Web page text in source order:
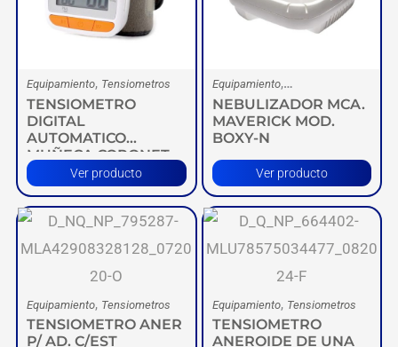
Equipamiento, Tensiometros
TENSIOMETRO
DIGITAL
AUTOMATICO
MUÑECA CORONET
Ver producto
Equipamiento,
Nebulizadores
NEBULIZADOR MCA.
MAVERICK MOD.
BOXY-N
Ver producto
Equipamiento, Tensiometros
TENSIOMETRO ANER
P/ AD. C/EST
Equipamiento, Tensiometros
TENSIOMETRO
ANEROIDE DE UNA